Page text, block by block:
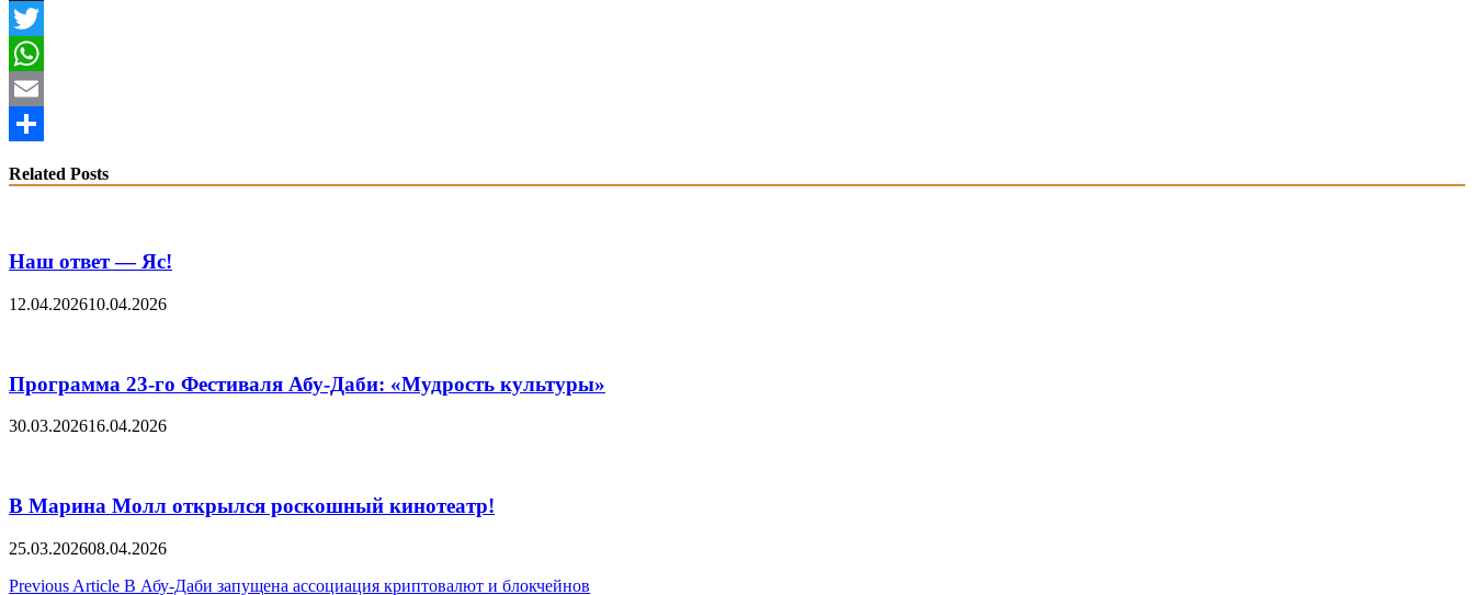
X
Twitter
WhatsApp
Email
Related Posts
Наш ответ — Яс!
12.04.202610.04.2026
Программа 23-го Фестиваля Абу-Даби: «Мудрость культуры»
30.03.202616.04.2026
В Марина Молл открылся роскошный кинотеатр!
25.03.202608.04.2026
Post
Previous Article В Абу-Даби запущена ассоциация криптовалют и блокчейнов